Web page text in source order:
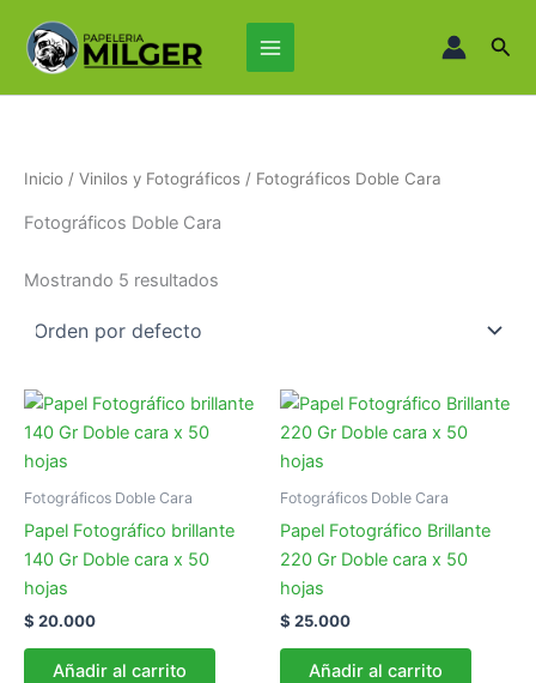
contenido
Main
Menu
Inicio / Vinilos y Fotográficos / Fotográficos Doble Cara
Fotográficos Doble Cara
Mostrando 5 resultados
Fotográficos Doble Cara
Papel Fotográfico brillante
140 Gr Doble cara x 50
hojas
$ 20.000
Añadir al carrito
Fotográficos Doble Cara
Papel Fotográfico Brillante
220 Gr Doble cara x 50
hojas
$ 25.000
Añadir al carrito